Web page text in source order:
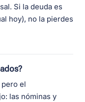
Si la deuda es
hoy), no la pierdes
el
las nóminas y